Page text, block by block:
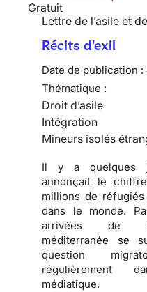
Gratuit
Lettre de l’asile et
Récits d'exil
Date de publication :
Thématique :
Droit d’asile
Intégration
Mineurs isolés
Il y a quelques
annonçait le
millions de
dans le monde.
arrivées de
méditerranée se
question
régulièrement
médiatique.